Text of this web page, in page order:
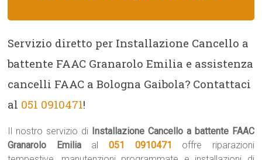
Servizio diretto per Installazione Cancello a
battente FAAC Granarolo Emilia e assistenza
cancelli FAAC a Bologna Gaibola? Contattaci
al 051 0910471!
Il nostro servizio di Installazione Cancello a battente FAAC
Granarolo Emiliaal051 0910471 offre riparazioni